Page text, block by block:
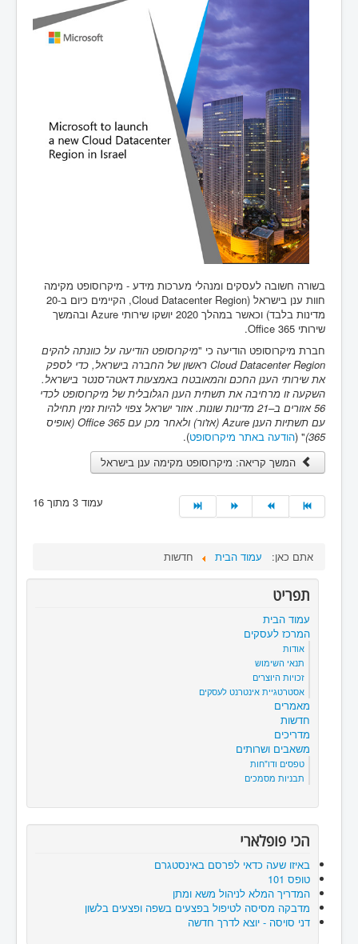
בשורה חשובה לעסקים ומנהלי מערכות מידע - מיקרוסופט מקימה
חוות ענן בישראל (Cloud Datacenter Region, הקיימים כיום ב-20
מדינות בלבד) וכאשר במהלך 2020 יושקו שירותי Azure ובהמשך
שירותי Office 365.
חברת מיקרוסופט הודיעה כי "מיקרוסופט הודיעה על כוונתה להקים
Cloud Datacenter Region ראשון של החברה בישראל, כדי לספק
את שירותי הענן החכם והמאובטח באמצעות דאטה־סנטר בישראל.
השקעה זו מרחיבה את תשתית הענן הגלובלית של מיקרוסופט לכדי
56 אזורים ב–21 מדינות שונות. אזור ישראל צפוי להיות זמין תחילה
עם תשתיות הענן Azure (אז'ור) ולאחר מכן עם 365 Office (אופיס
365)
" (הודעה באתר מיקרוסופט).
המשך קריאה: מיקרוסופט מקימה ענן בישראל
עמוד 3 מתוך 16
אתם כאן: עמוד הבית חדשות
תפריט
עמוד הבית
המרכז לעסקים
אודות
תנאי השימוש
זכויות היוצרים
אסטרטגיית אינטרנט לעסקים
מאמרים
חדשות
מדריכים
משאבים ושרותים
טפסים ודו"חות
תבניות מסמכים
הכי פופלארי
באיזו שעה כדאי לפרסם באינסטגרם
טופס 101
המדריך המלא לניהול משא ומתן
מדבקה מסיסה לטיפול בפצעים בשפה ופצעים בלשון
דני סויסה - יוצא לדרך חדשה